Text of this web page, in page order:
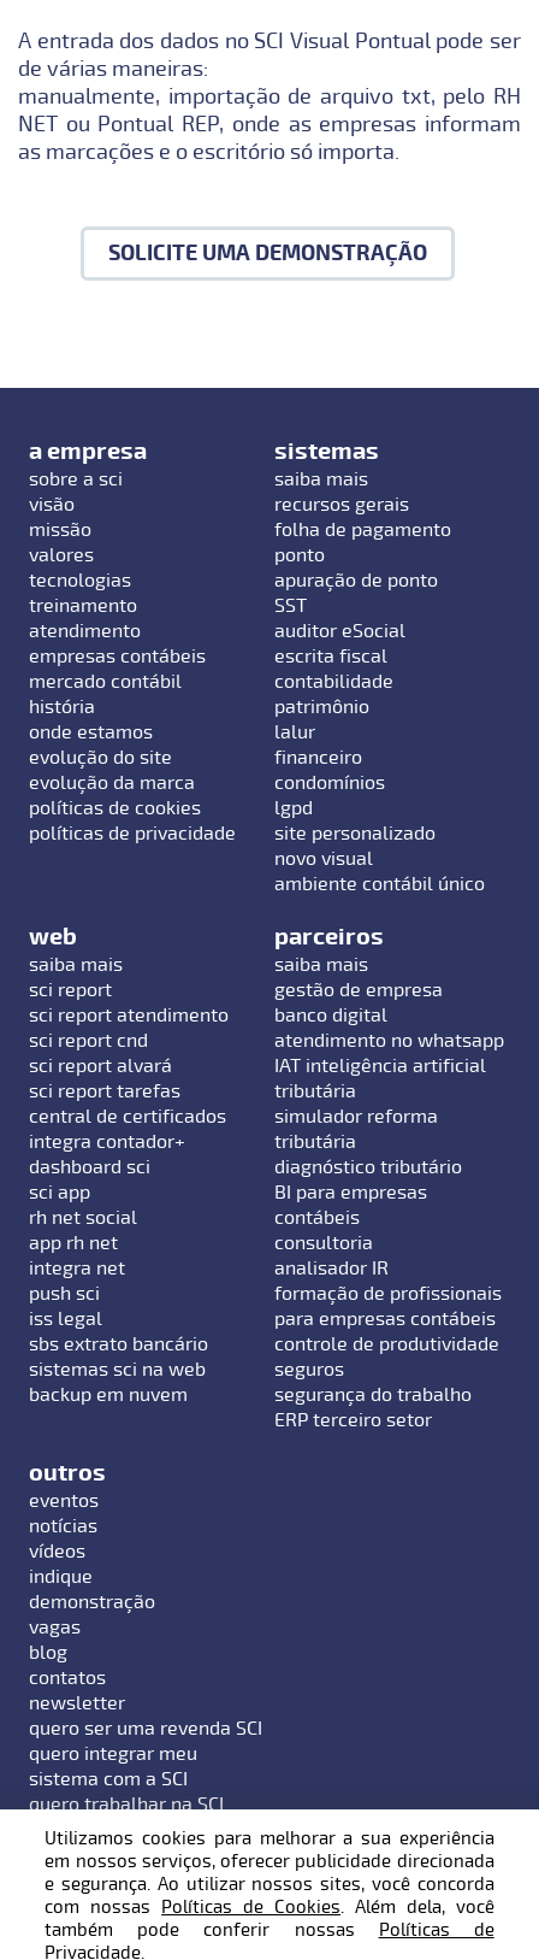
A entrada dos dados no SCI Visual Pontual pode ser
de várias maneiras:
manualmente, importação de arquivo txt, pelo RH
NET ou Pontual REP, onde as empresas informam
as marcações e o escritório só importa.
SOLICITE UMA DEMONSTRAÇÃO
a empresa
sobre a sci
visão
missão
valores
tecnologias
treinamento
atendimento
empresas contábeis
mercado contábil
história
onde estamos
evolução do site
evolução da marca
políticas de cookies
políticas de privacidade
sistemas
saiba mais
recursos gerais
folha de pagamento
ponto
apuração de ponto
SST
auditor eSocial
escrita fiscal
contabilidade
patrimônio
lalur
financeiro
condomínios
lgpd
site personalizado
novo visual
ambiente contábil único
web
saiba mais
sci report
sci report atendimento
sci report cnd
sci report alvará
sci report tarefas
central de certificados
integra contador+
dashboard sci
sci app
rh net social
app rh net
integra net
push sci
iss legal
sbs extrato bancário
sistemas sci na web
backup em nuvem
parceiros
saiba mais
gestão de empresa
banco digital
atendimento no whatsapp
IAT inteligência artificial
tributária
simulador reforma
tributária
diagnóstico tributário
BI para empresas
contábeis
consultoria
analisador IR
formação de profissionais
para empresas contábeis
controle de produtividade
seguros
segurança do trabalho
ERP terceiro setor
outros
eventos
notícias
vídeos
indique
demonstração
vagas
blog
contatos
newsletter
quero ser uma revenda SCI
quero integrar meu
sistema com a SCI
quero trabalhar na SCI
Endereço: Rua Hermann Hering, 799 - Bairro Bom
Retiro - Blumenau / SC - 89010-600
Utilizamos cookies para melhorar a sua experiência
em nossos serviços, oferecer publicidade direcionada
e segurança. Ao utilizar nossos sites, você concorda
com nossas Políticas de Cookies. Além dela, você
também pode conferir nossas Políticas de
Privacidade.